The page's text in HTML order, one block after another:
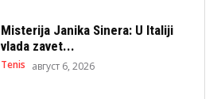
Misterija Janika Sinera: U Italiji
vlada zavet...
Tenis август 6, 2026